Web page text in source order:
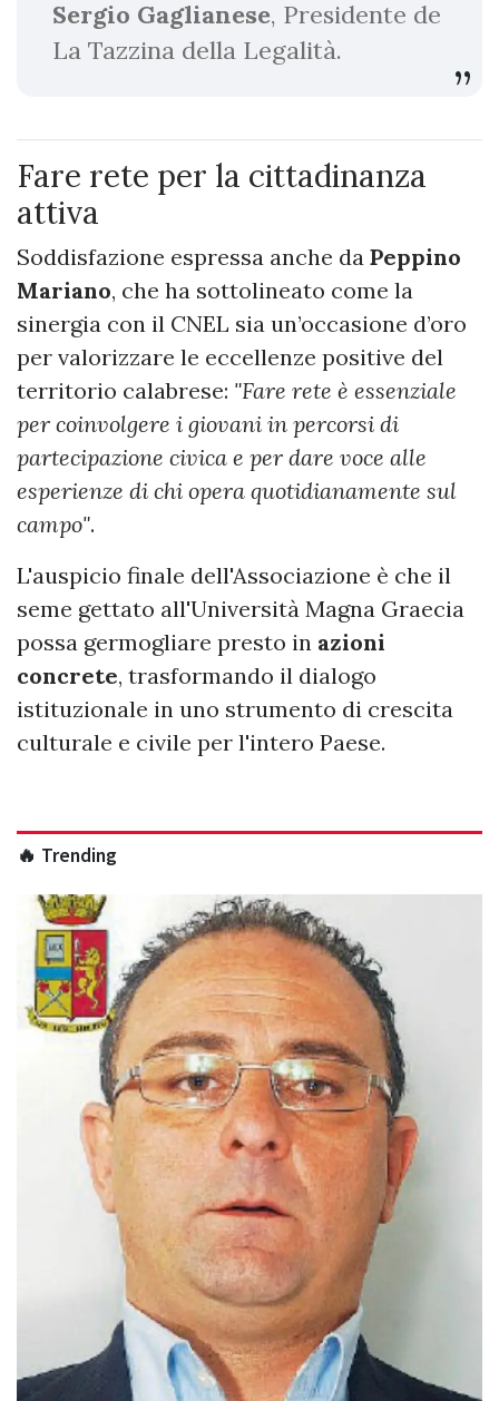
Sergio Gaglianese, Presidente de
La Tazzina della Legalità.
Fare rete per la cittadinanza
attiva
Soddisfazione espressa anche da Peppino
Mariano, che ha sottolineato come la
sinergia con il CNEL sia un’occasione d’oro
per valorizzare le eccellenze positive del
territorio calabrese: "Fare rete è essenziale
per coinvolgere i giovani in percorsi di
partecipazione civica e per dare voce alle
esperienze di chi opera quotidianamente sul
campo".
L'auspicio finale dell'Associazione è che il
seme gettato all'Università Magna Graecia
possa germogliare presto in azioni
concrete, trasformando il dialogo
istituzionale in uno strumento di crescita
culturale e civile per l'intero Paese.
🔥 Trending